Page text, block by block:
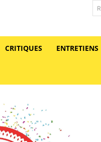
CRITIQUES ENTRETIENS